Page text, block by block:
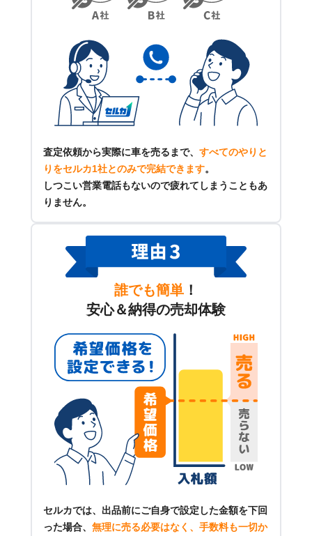
査定依頼から実際に車を売るまで、 すべてのやりと
りをセルカ1社とのみで完結できます。
しつこい営業電話もないので疲れてしまうこともあ
りません。
誰でも簡単 ！
安心＆納得の売却体験
セルカでは、出品前にご自身で設定した金額を下回
った場合、 無理に売る必要はなく、手数料も一切か